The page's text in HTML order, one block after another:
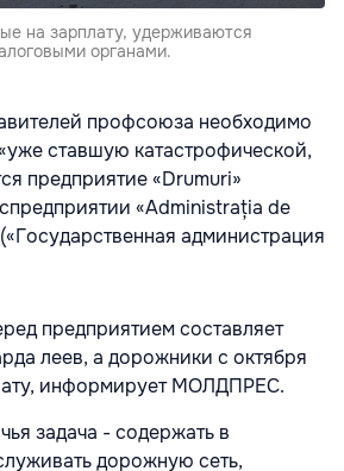
на зарплату, удерживаются
органами.
профсоюза необходимо
ставшую катастрофической,
предприятие «Drumuri»
«Administrația de
администрация
предприятием составляет
леев, а дорожники с октября
информирует МОЛДПРЕС.
задача - содержать в
дорожную сеть,